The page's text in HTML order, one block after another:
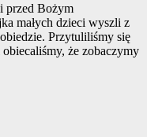
przed Bożym
małych dzieci wyszli z
Przytuliliśmy się
że zobaczymy